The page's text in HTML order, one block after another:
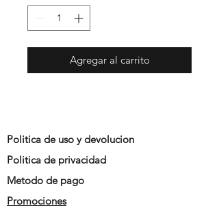
Agregar al carrito
Politica de uso y devolucion
Politica de privacidad
Metodo de pago
Promociones